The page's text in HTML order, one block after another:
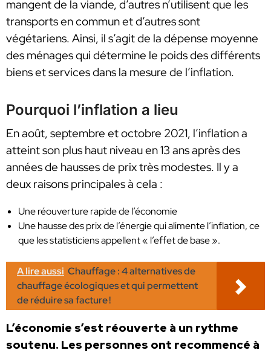
mangent de la viande, d’autres n’utilisent que les
transports en commun et d’autres sont
végétariens. Ainsi, il s’agit de la dépense moyenne
des ménages qui détermine le poids des différents
biens et services dans la mesure de l’inflation.
Pourquoi l’inflation a lieu
En août, septembre et octobre 2021, l’inflation a
atteint son plus haut niveau en 13 ans après des
années de hausses de prix très modestes. Il y a
deux raisons principales à cela :
Une réouverture rapide de l’économie
Une hausse des prix de l’énergie qui alimente l’inflation, ce
que les statisticiens appellent « l’effet de base ».
A lire aussi Chauffage : 4 alternatives de
chauffage écologiques et qui permettent
de réduire sa facture !
L’économie s’est réouverte à un rythme
soutenu. Les personnes ont recommencé à